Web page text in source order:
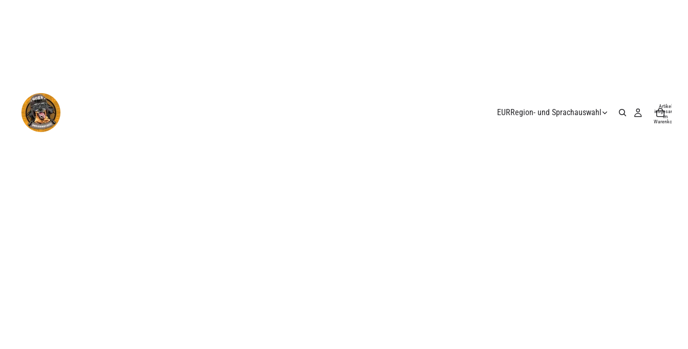
EURRegion- und Sprachauswahl
Artikel
insgesamt
im
Warenkorb: